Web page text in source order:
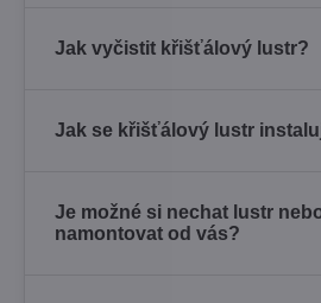
Jak vyčistit křišťálový lustr?
Jak se křišťálový lustr
Je možné si nechat lustr
namontovat od vás?